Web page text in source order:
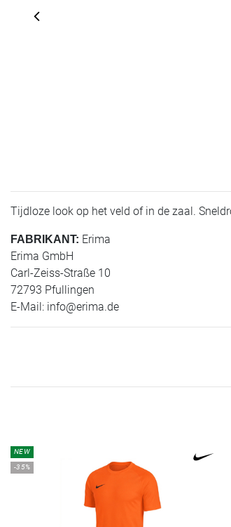
Tijdloze look op het veld of in de zaal.
FABRIKANT: Erima
Erima GmbH
Carl-Zeiss-Straße 10
72793 Pfullingen
E-Mail: info@erima.de
NEW
-35%